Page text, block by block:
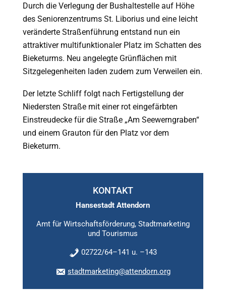
Durch die Verlegung der Bushaltestelle auf Höhe
des Seniorenzentrums St. Liborius und eine leicht
veränderte Straßenführung entstand nun ein
attraktiver multifunktionaler Platz im Schatten des
Bieketurms. Neu angelegte Grünflächen mit
Sitzgelegenheiten laden zudem zum Verweilen ein.
Der letzte Schliff folgt nach Fertigstellung der
Niedersten Straße mit einer rot eingefärbten
Einstreudecke für die Straße „Am Seewerngraben“
und einem Grauton für den Platz vor dem
Bieketurm.
KONTAKT
Hansestadt Attendorn
Amt für Wirtschaftsförderung, Stadtmarketing
und Tourismus
02722/64–141 u. –143
stadtmarketing@attendorn.org